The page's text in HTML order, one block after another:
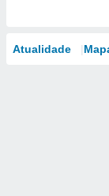
Atualidade